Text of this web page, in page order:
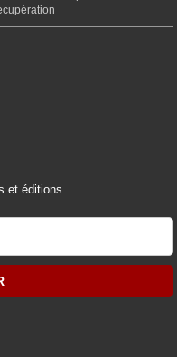
et éditions